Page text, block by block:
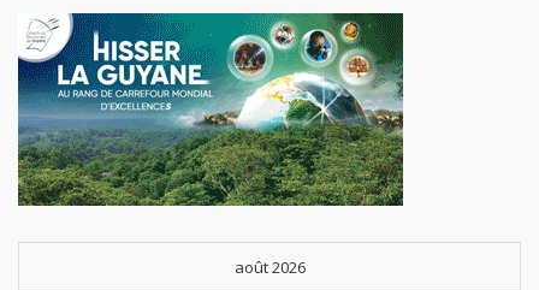
août 2026